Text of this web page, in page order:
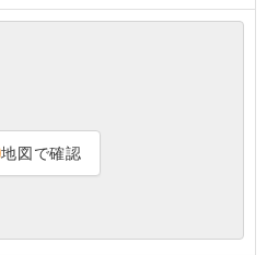
地図で確認